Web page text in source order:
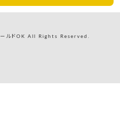
ルドOK All Rights Reserved.